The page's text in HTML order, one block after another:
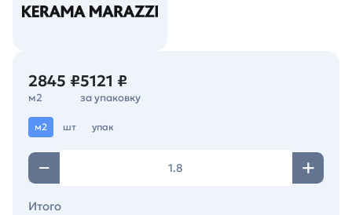
2845 ₽
м2
5121 ₽
за упаковку
м2 шт упак
Итого